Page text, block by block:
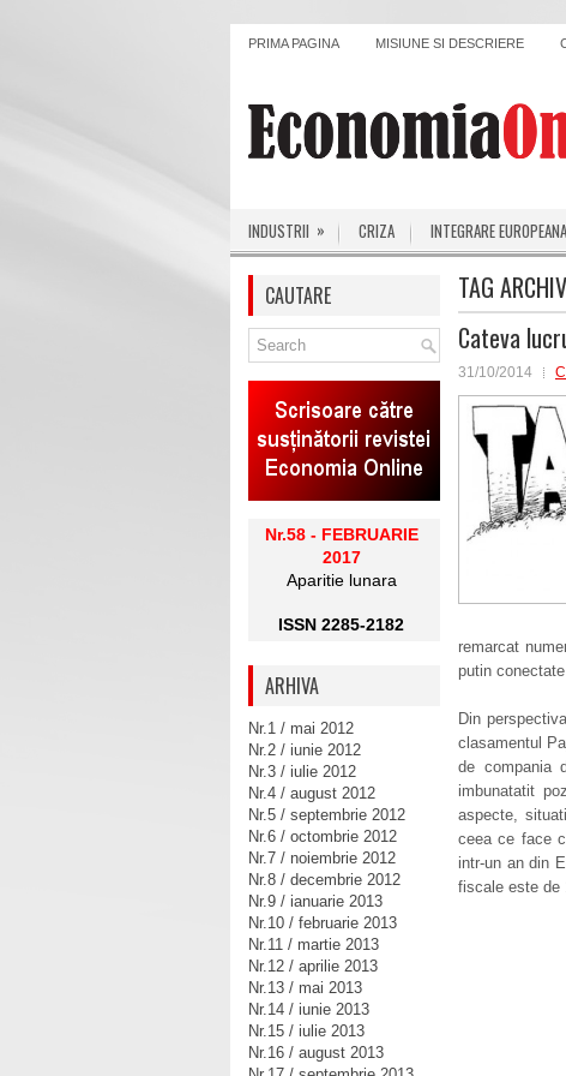
PRIMA PAGINA MISIUNE SI DESCRIERE
INDUSTRII » CRIZA INTEGRARE EUROPEANA
TAG
Cateva
31/10/2014
remarcat
putin
Din
clasamentul
de compania
imbunatatit
aspecte,
ceea ce face
intr-un an din
fiscale este de
CAUTARE
Nr.58 - FEBRUARIE
2017
Aparitie lunara
ISSN 2285-2182
ARHIVA
Nr.1 / mai 2012
Nr.2 / iunie 2012
Nr.3 / iulie 2012
Nr.4 / august 2012
Nr.5 / septembrie 2012
Nr.6 / octombrie 2012
Nr.7 / noiembrie 2012
Nr.8 / decembrie 2012
Nr.9 / ianuarie 2013
Nr.10 / februarie 2013
Nr.11 / martie 2013
Nr.12 / aprilie 2013
Nr.13 / mai 2013
Nr.14 / iunie 2013
Nr.15 / iulie 2013
Nr.16 / august 2013